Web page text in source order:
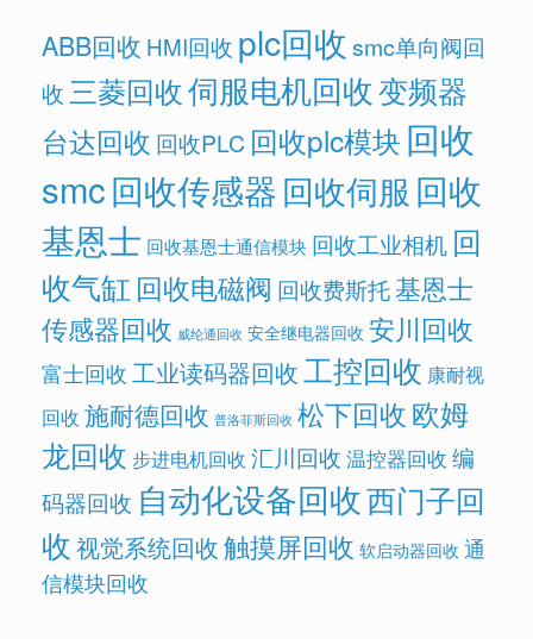
ABB回收 HMI回收 plc回收 smc单向阀回
收 三菱回收伺服电机回收变频器
台达回收 回收PLC 回收plc模块 回收
smc回收传感器回收伺服 回收
基恩士 回收基恩士通信模块 回收工业相机 回
收气缸 回收电磁阀 回收费斯托基恩士
传感器回收 威纶通回收 安全继电器回收 安川回收
富士回收工业读码器回收工控回收 康耐视
回收 施耐德回收 普洛菲斯回收 松下回收欧姆
龙回收 步进电机回收 汇川回收 温控器回收 编
码器回收 自动化设备回收西门子回
收视觉系统回收触摸屏回收 软启动器回收 通
信模块回收